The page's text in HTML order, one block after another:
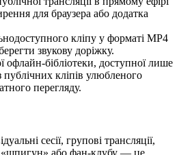
для браузера або додатка
кліпу у форматі MP4
звукову доріжку.
офлайн-бібліотеки, доступної лише
кліпів улюбленого
перегляду.
сесії, групові трансляції,